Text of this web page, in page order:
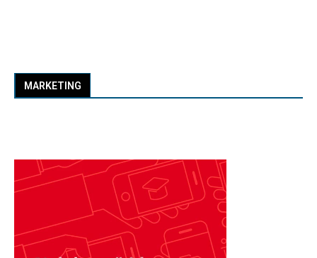
MARKETING